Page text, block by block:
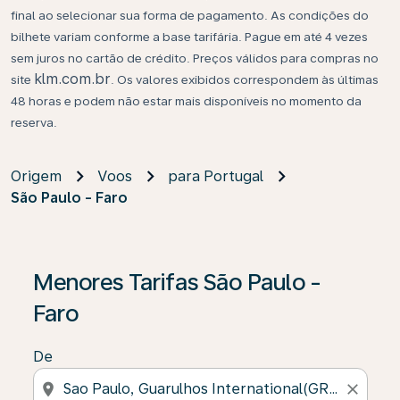
final ao selecionar sua forma de pagamento. As condições do
bilhete variam conforme a base tarifária. Pague em até 4 vezes
sem juros no cartão de crédito. Preços válidos para compras no
site klm.com.br . Os valores exibidos correspondem às últimas
48 horas e podem não estar mais disponíveis no momento da
reserva.
Origem Voos
para Portugal
São Paulo - Faro
Menores Tarifas São Paulo -
Faro
De
location_on close